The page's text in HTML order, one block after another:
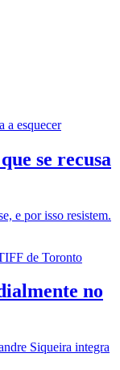
se recusa
e por isso resistem.
no
Siqueira integra